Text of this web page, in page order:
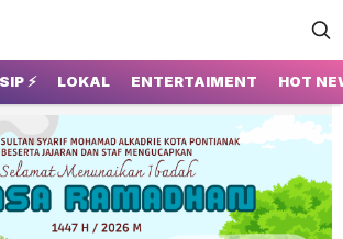
Terupdate Pontianak
⚡ LOKAL ENTERTAIMENT HOT